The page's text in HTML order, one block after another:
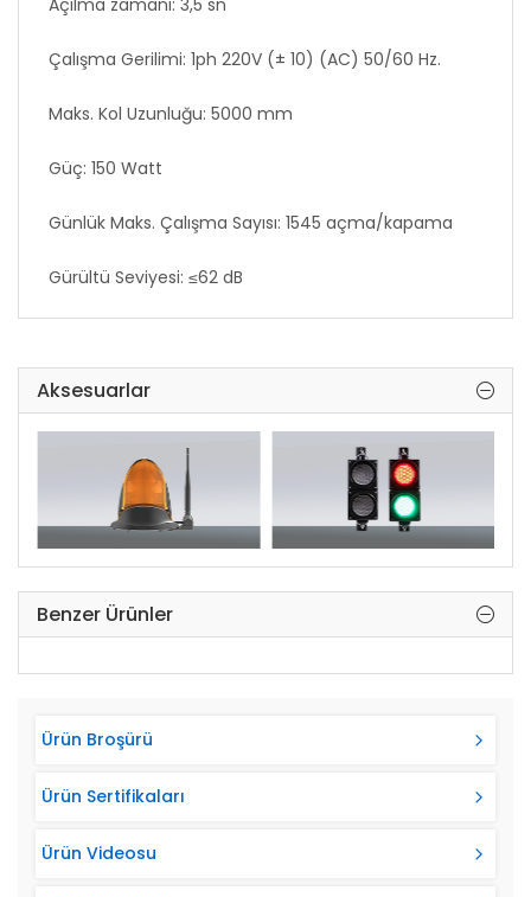
​Açılma zamanı: 3,5 sn
Çalışma Gerilimi: 1ph 220V (± 10) (AC) 50/60 Hz.
Maks. Kol Uzunluğu: 5000 mm
Güç: 150 Watt
Günlük Maks. Çalışma Sayısı: 1545 açma/kapama
Gürültü Seviyesi: ≤62 dB
Opsiyonlar: Fotosel, Flaşör, Trafik Lambası, Loop
Dedektör, Renk Değişimi
Çalışma Sıcaklığı: -20 °C / +50 °C
Güvenlik Sınıfı: IP55
Garanti Yılı: 3 yıl
Arma Kart ile tüm Access Kontrol Sistemlerine
Aksesuarlar
Benzer Ürünler
Ürün Broşürü
Ürün Sertifikaları
Ürün Videosu